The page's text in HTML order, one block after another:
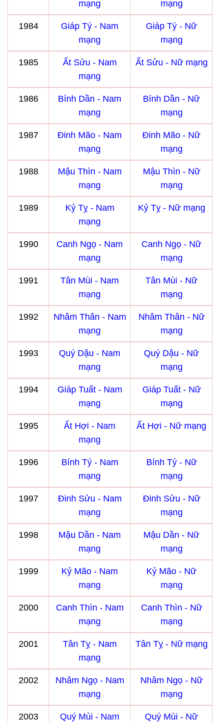
mạng mạng
1984
Giáp Tý - Nam
mạng
Giáp Tý - Nữ
mạng
1985
Ất Sửu - Nam
mạng
Ất Sửu - Nữ mạng
1986
Bính Dần - Nam
mạng
Bính Dần - Nữ
mạng
1987
Đinh Mão - Nam
mạng
Đinh Mão - Nữ
mạng
1988
Mậu Thìn - Nam
mạng
Mậu Thìn - Nữ
mạng
1989
Kỷ Tỵ - Nam
mạng
Kỷ Tỵ - Nữ mạng
1990
Canh Ngọ - Nam
mạng
Canh Ngọ - Nữ
mạng
1991
Tân Mùi - Nam
mạng
Tân Mùi - Nữ
mạng
1992
Nhâm Thân - Nam
mạng
Nhâm Thân - Nữ
mạng
1993
Quý Dậu - Nam
mạng
Quý Dậu - Nữ
mạng
1994
Giáp Tuất - Nam
mạng
Giáp Tuất - Nữ
mạng
1995
Ất Hợi - Nam
mạng
Ất Hợi - Nữ mạng
1996
Bính Tý - Nam
mạng
Bính Tý - Nữ
mạng
1997
Đinh Sửu - Nam
mạng
Đinh Sửu - Nữ
mạng
1998
Mậu Dần - Nam
mạng
Mậu Dần - Nữ
mạng
1999
Kỷ Mão - Nam
mạng
Kỷ Mão - Nữ
mạng
2000
Canh Thìn - Nam
mạng
Canh Thìn - Nữ
mạng
2001
Tân Tỵ - Nam
mạng
Tân Tỵ - Nữ mạng
2002
Nhâm Ngọ - Nam
mạng
Nhâm Ngọ - Nữ
mạng
2003
Quý Mùi - Nam
Quý Mùi - Nữ